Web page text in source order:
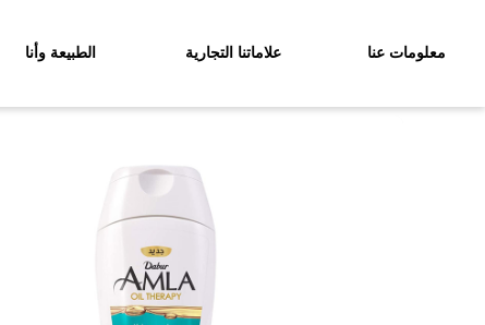
معلومات عنا علاماتنا التجارية الطبيعة وأنا